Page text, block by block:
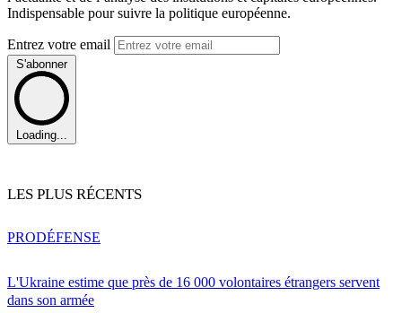
Indispensable pour suivre la politique européenne.
Entrez votre email
S'abonner
Loading...
LES PLUS RÉCENTS
L'Ukraine estime que près de 16 000 volontaires étrangers servent
dans son armée
PRODÉFENSE